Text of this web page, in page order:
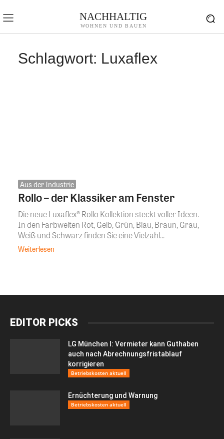
NACHHALTIG
WOHNEN UND BAUEN
Schlagwort: Luxaflex
Aus der Industrie
Rollo – der Klassiker am Fenster
Die neue Luxaflex® Rollo Kollektion steckt voller Ideen.
In den Farbwelten Rot, Gelb, Grün, Blau, Braun, Grau,
Weiß und Schwarz finden Sie eine Vielzahl...
Weiterlesen
EDITOR PICKS
LG München I: Vermieter kann Guthaben
auch nach Abrechnungsfristablauf
korrigieren
Betriebskosten aktuell
Ernüchterung und Warnung
Betriebskosten aktuell